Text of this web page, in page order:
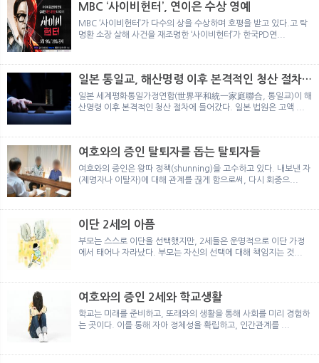
MBC ‘사이비헌터’, 연이은 수상 영예
MBC ‘사이비헌터’가 다수의 상을 수상하며 호평을 받고 있다.고 탁
명환 소장 살해 사건을 재조명한 ‘사이비헌터’가 한국PD연...
일본 통일교, 해산명령 이후 본격적인 청산 절차
돌입
일본 세계평화통일가정연합(世界平和統一家庭聯合, 통일교)이 해
산명령 이후 본격적인 청산 절차에 들어갔다. 일본 법원은 고액 ...
여호와의 증인 탈퇴자를 돕는 탈퇴자들
여호와의 증인은 왕따 정책(shunning)을 고수하고 있다. 내보낸 자
(제명자나 이탈자)에 대해 관계를 끊게 함으로써, 다시 회중으...
이단 2세의 아픔
부모는 스스로 이단을 선택했지만, 2세들은 운명적으로 이단 가정
에서 태어나 자라났다. 부모는 자신의 선택에 대해 책임지는 것...
여호와의 증인 2세와 학교생활
학교는 미래를 준비하고, 또래와의 생활을 통해 사회를 미리 경험하
는 곳이다. 이를 통해 자아 정체성을 확립하고, 인간관계를 ...